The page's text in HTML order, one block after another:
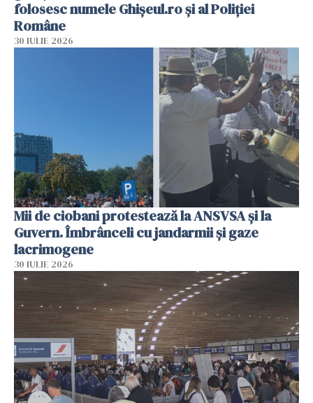
folosesc numele Ghișeul.ro și al Poliției
Române
30 IULIE 2026
Mii de ciobani protestează la ANSVSA și la
Guvern. Îmbrânceli cu jandarmii și gaze
lacrimogene
30 IULIE 2026